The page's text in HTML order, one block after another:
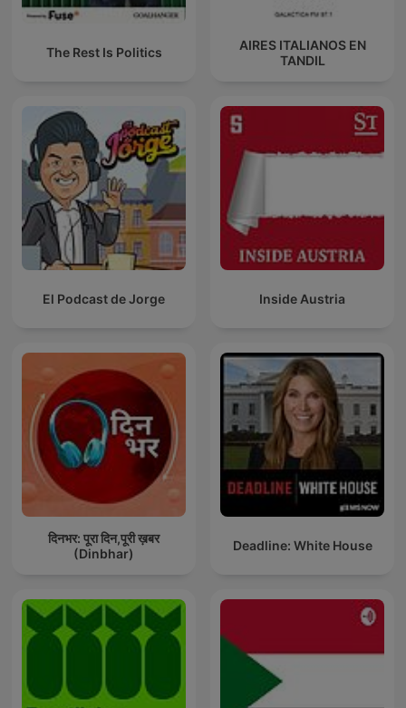
The Rest Is Politics
AIRES ITALIANOS EN
TANDIL
El Podcast de Jorge Inside Austria
दिनभर: पूरा दिन,पूरी ख़बर
(Dinbhar)
Deadline: White House